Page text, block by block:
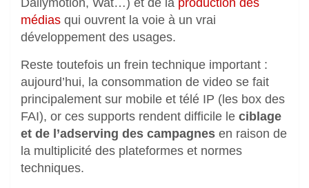
Dailymotion, Wat…) et de la production des
médias qui ouvrent la voie à un vrai
développement des usages.
Reste toutefois un frein technique important :
aujourd’hui, la consommation de video se fait
principalement sur mobile et télé IP (les box des
FAI), or ces supports rendent difficile le ciblage
et de l’adserving des campagnes en raison de
la multiplicité des plateformes et normes
techniques.